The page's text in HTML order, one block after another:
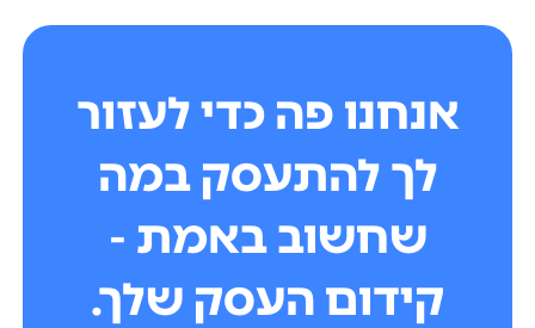
אנחנו פה כדי לעזור
לך להתעסק במה
שחשוב באמת -
קידום העסק שלך.